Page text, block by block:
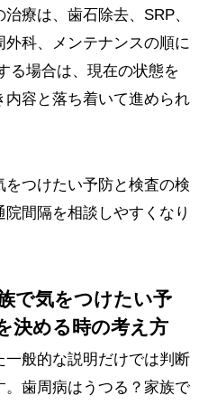
療は、歯石除去、SRP、
科、メンテナンスの順に
る場合は、現在の状態を
容と落ち着いて進められ
つけたい予防と検査の検
間隔を相談しやすくなり
で気をつけたい予
決める時の考え方
一般的な説明だけでは判断
。歯周病はうつる？家族で